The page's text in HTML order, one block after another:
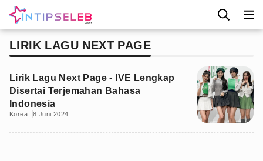
LIRIK LAGU NEXT PAGE
Lirik Lagu Next Page - IVE Lengkap
Disertai Terjemahan Bahasa
Indonesia
Korea 8 Juni 2024